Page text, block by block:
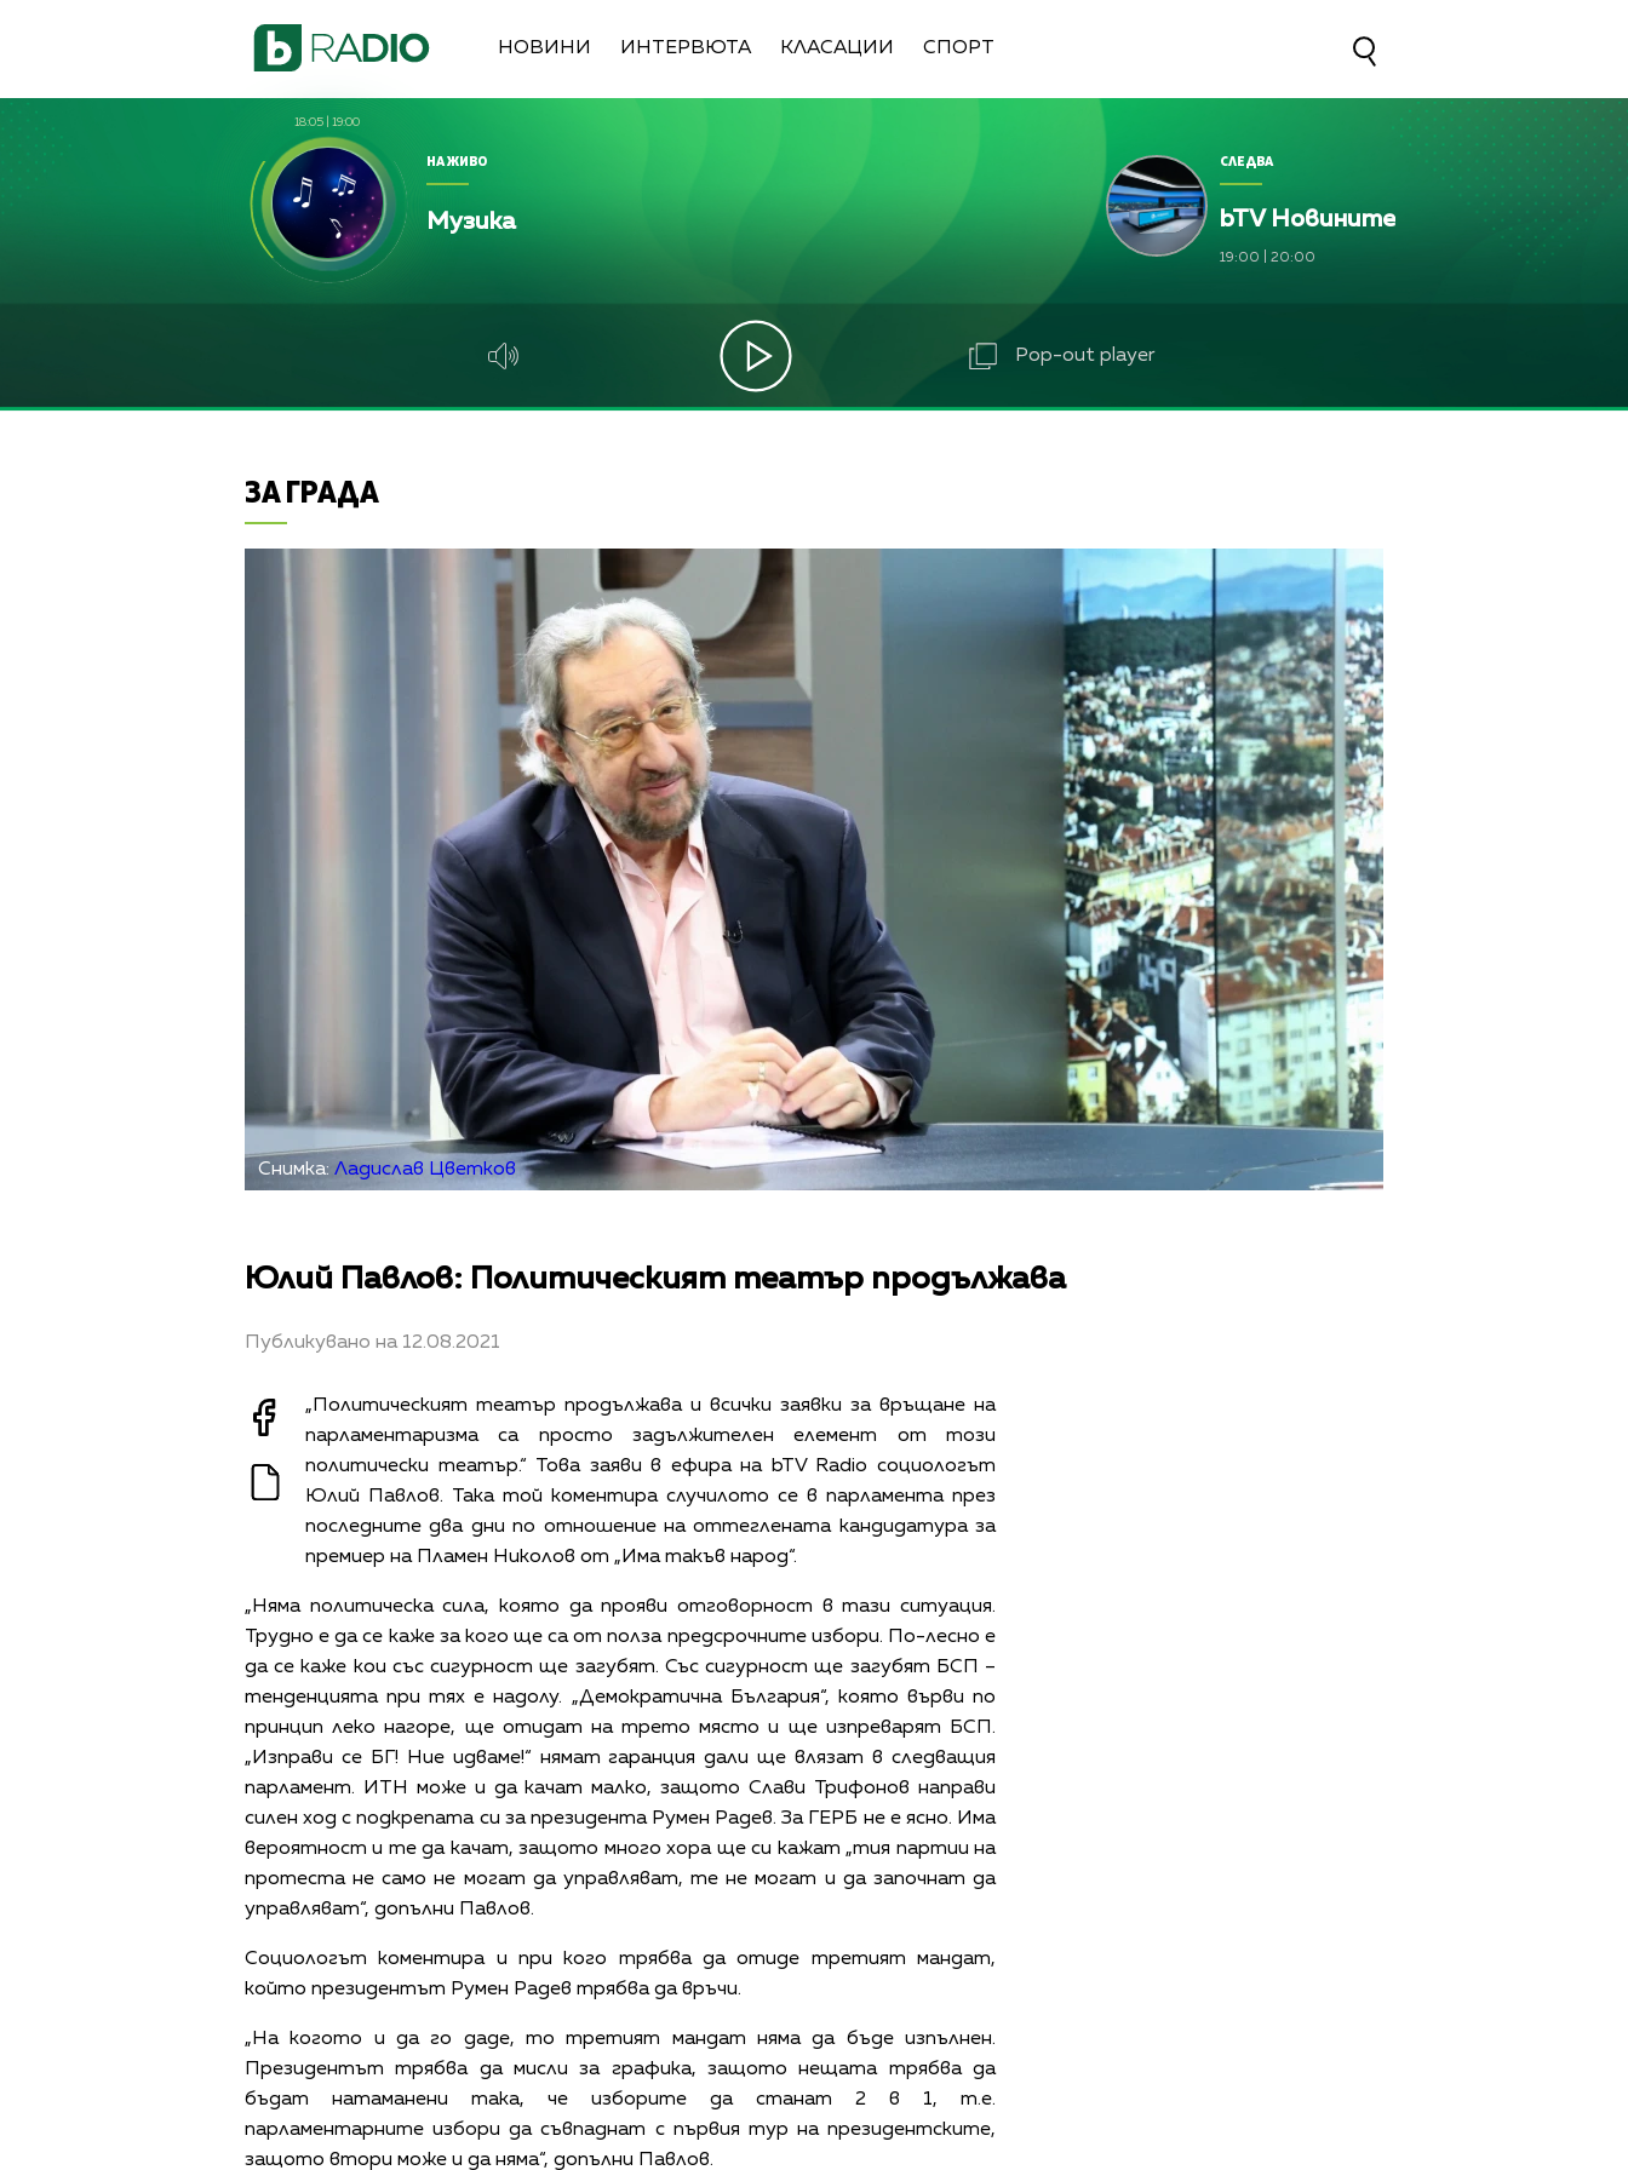
НОВИНИ ИНТЕРВЮТА КЛАСАЦИИ СПОРТ
18:05 19:00
НА ЖИВО
Музика
СЛЕДВА
bTV Новините
19:00 20:00
Pop-out player
ЗА ГРАДА
Снимка: Ладислав Цветков
Юлий Павлов: Политическият театър продължава
Публикувано на 12.08.2021
„Политическият театър продължава и всички заявки за връщане на
парламентаризма са просто задължителен елемент от този
политически театър.“ Това заяви в ефира на bTV Radioсоциологът
Юлий Павлов. Така той коментира случилото се в парламента през
последните два дни по отношение на оттеглената кандидатура за
премиер на Пламен Николов от „Има такъв народ“.
„Няма политическа сила, която да прояви отговорност в тази ситуация.
Трудно е да се каже за кого ще са от полза предсрочните избори. По-лесно е
да се каже кои със сигурност ще загубят. Със сигурност ще загубят БСП –
тенденцията при тях е надолу. „Демократична България“, която върви по
принцип леко нагоре, ще отидат на трето място и ще изпреварят БСП.
„Изправи се БГ! Ние идваме!“ нямат гаранция дали ще влязат в следващия
парламент. ИТН може и да качат малко, защото Слави Трифонов направи
силен ход с подкрепата си за президента Румен Радев. За ГЕРБ не е ясно. Има
вероятност и те да качат, защото много хора ще си кажат „тия партии на
протеста не само не могат да управляват, те не могат и да започнат да
управляват“, допълни Павлов.
Социологът коментира и при кого трябва да отиде третият мандат,
който президентът Румен Радев трябва да връчи.
„На когото и да го даде, то третият мандат няма да бъде изпълнен.
Президентът трябва да мисли за графика, защото нещата трябва да
бъдат натаманени така, че изборите да станат 2 в 1, т.е.
парламентарните избори да съвпаднат с първия тур на президентските,
защото втори може и да няма“, допълни Павлов.